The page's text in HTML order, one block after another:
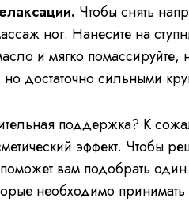
Чтобы снять
ног. Нанесите на
и мягко помассируйте,
достаточно сильными
поддержка? К
эффект. Чтобы
вам подобрать
необходимо